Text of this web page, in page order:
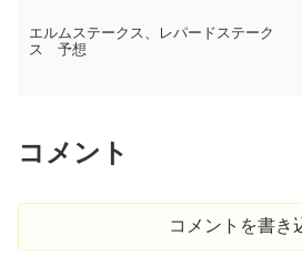
エルムステークス、レパードステーク
ス 予想
コメント
コメントを書き